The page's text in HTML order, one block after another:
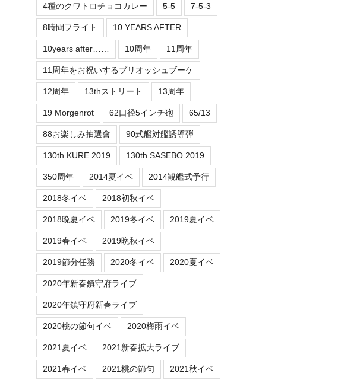
4種のクワトロチョコカレー 5-5 7-5-3
8時間フライト 10 YEARS AFTER
10years after…… 10周年 11周年
11周年をお祝いするブリオッシュブーケ
12周年 13thストリート 13周年
19 Morgenrot 62口径5インチ砲 65/13
88お楽しみ抽選會 90式艦対艦誘導弾
130th KURE 2019 130th SASEBO 2019
350周年 2014夏イベ 2014観艦式予行
2018冬イベ 2018初秋イベ
2018晩夏イベ 2019冬イベ 2019夏イベ
2019春イベ 2019晩秋イベ
2019節分任務 2020冬イベ 2020夏イベ
2020年新春鎮守府ライブ
2020年鎮守府新春ライブ
2020桃の節句イベ 2020梅雨イベ
2021夏イベ 2021新春拡大ライブ
2021春イベ 2021桃の節句 2021秋イベ